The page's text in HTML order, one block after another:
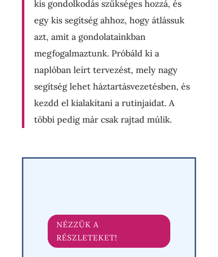
kis gondolkodás szükséges hozzá, és
egy kis segítség ahhoz, hogy átlássuk
azt, amit a gondolatainkban
megfogalmaztunk. Próbáld ki a
naplóban leírt tervezést, mely nagy
segítség lehet háztartásvezetésben, és
kezdd el kialakítani a rutinjaidat. A
többi pedig már csak rajtad múlik.
NÉZZÜK A
RÉSZLETEKET!